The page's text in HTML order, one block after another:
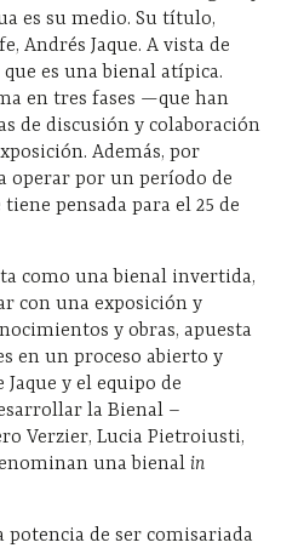
es su medio. Su título,
Andrés Jaque. A vista de
es una bienal atípica.
en tres fases —que han
de discusión y colaboración
Además, por
operar por un período de
pensada para el 25 de
como una bienal invertida,
con una exposición y
y obras, apuesta
en un proceso abierto y
y el equipo de
la Bienal –
Verzier, Lucia Pietroiusti,
una bienal in
de ser comisariada